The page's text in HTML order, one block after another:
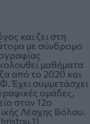
και ζει στη
με σύνδρομο
μαθήματα
από το 2020 και
Έχει συμμετάσχει
ομάδες,
στον 12ο
Λέσχης Βόλου.
)